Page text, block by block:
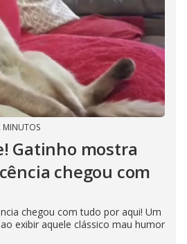
MINUTOS
Gatinho mostra
chegou com
chegou com tudo por aqui! Um
exibir aquele clássico mau humor